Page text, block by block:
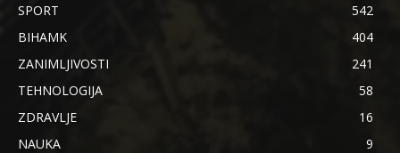
SPORT
542
BIHAMK
404
ZANIMLJIVOSTI
241
TEHNOLOGIJA
58
ZDRAVLJE
16
NAUKA
9